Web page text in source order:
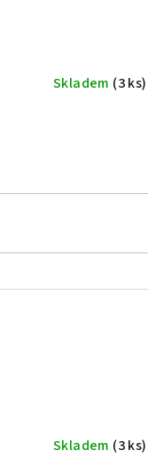
Skladem (3 ks)
Skladem (3 ks)